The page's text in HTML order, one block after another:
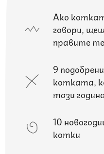
Ако
говори,
правите
9
котката,
тази
10
котки